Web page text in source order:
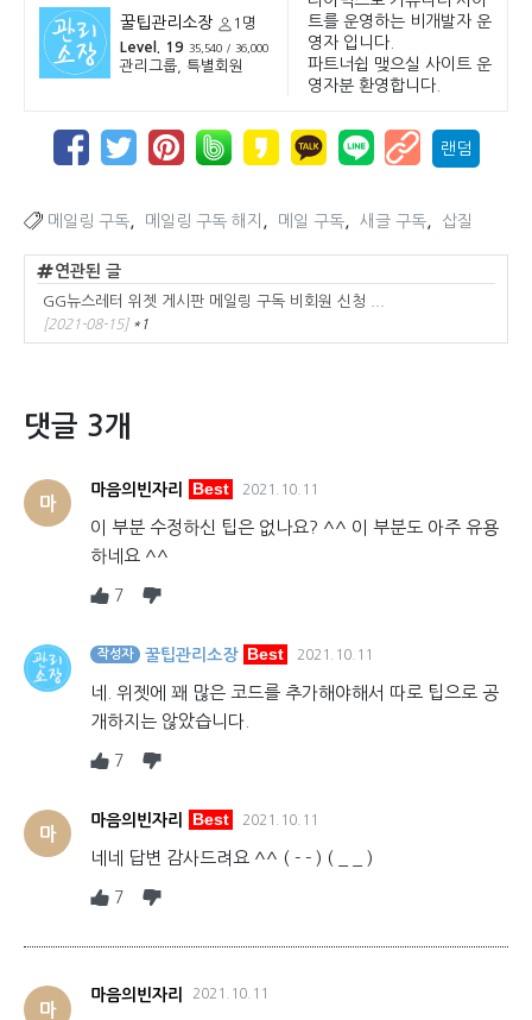
꿀팁관리소장
1명
Level. 19
35,540 / 36,000
관리그룹, 특별회원
트를 운영하는 비개발자 운
영자 입니다.
파트너쉽 맺으실 사이트 운
영자분 환영합니다.
랜덤
메일링 구독 메일링 구독 해지 메일 구독 새글 구독 삽질
연관된 글
GG뉴스레터 위젯 게시판 메일링 구독 비회원 신청 ...
[2021-08-15] *1
댓글 3개
마
마음의빈자리 Best 2021.10.11
이 부분 수정하신 팁은 없나요? ^^ 이 부분도 아주 유용
하네요 ^^
7
작성자 꿀팁관리소장 Best 2021.10.11
네. 위젯에 꽤 많은 코드를 추가해야해서 따로 팁으로 공
개하지는 않았습니다.
7
마
마음의빈자리 Best 2021.10.11
네네 답변 감사드려요 ^^ ( - - ) ( _ _ )
7
마
마음의빈자리 2021.10.11